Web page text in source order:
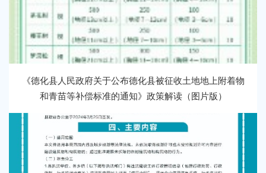
《德化县人民政府关于公布德化县被征收土地地上附着物
和青苗等补偿标准的通知》政策解读（图片版）